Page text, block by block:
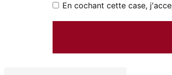
En cochant cette case,